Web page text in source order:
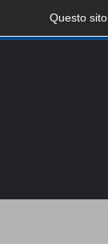
Questo